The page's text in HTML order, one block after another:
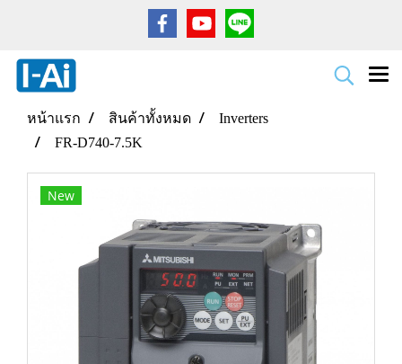
หน้าแรก สินค้าทั้งหมด
Inverters
FR-D740-7.5K
New